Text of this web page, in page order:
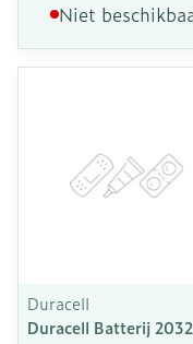
Niet
Duracell
Duracell Batterij